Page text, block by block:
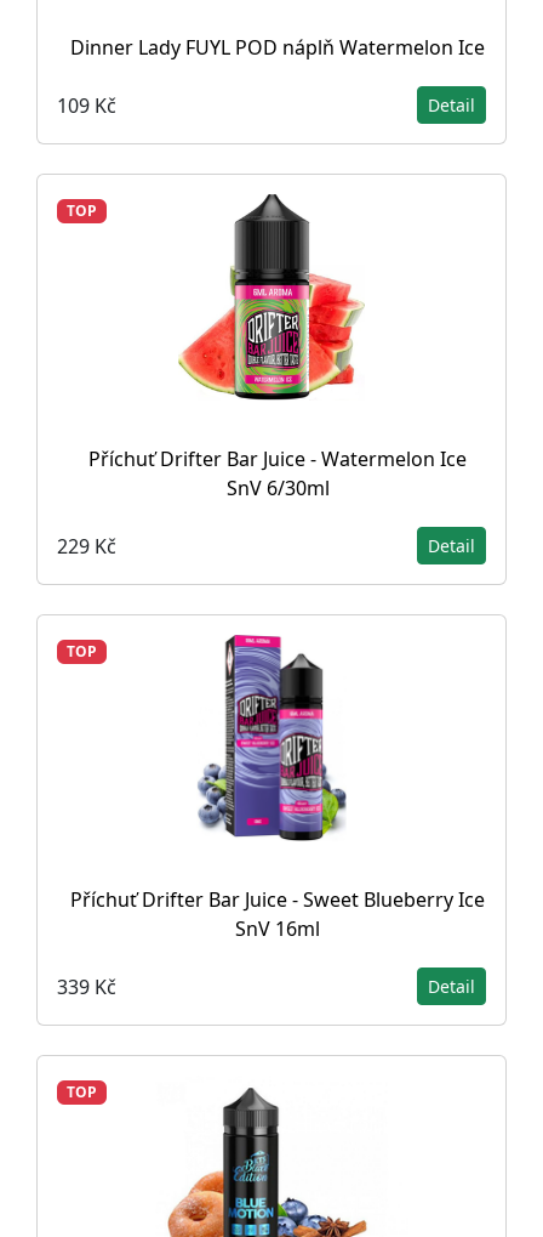
Dinner Lady FUYL POD náplň Watermelon Ice
109 Kč Detail
TOP
Příchuť Drifter Bar Juice - Watermelon Ice
SnV 6/30ml
229 Kč Detail
TOP
Příchuť Drifter Bar Juice - Sweet Blueberry Ice
SnV 16ml
339 Kč Detail
TOP